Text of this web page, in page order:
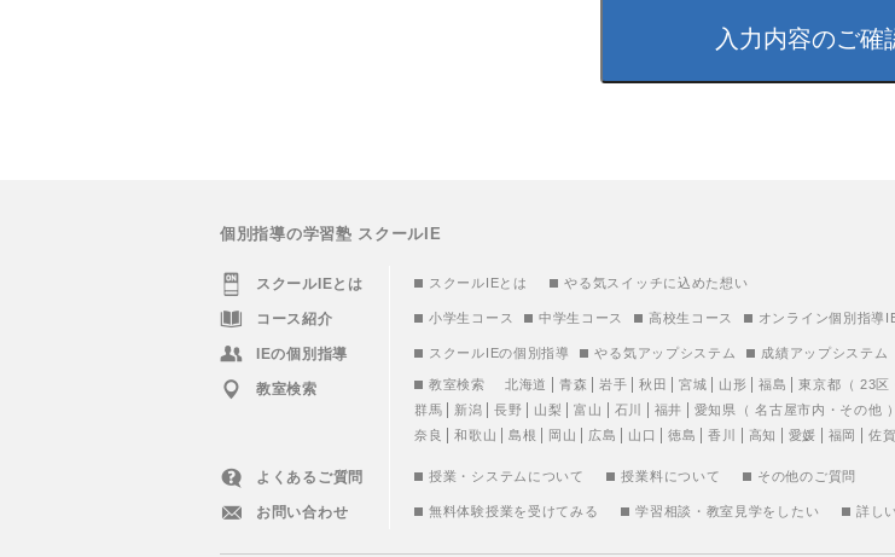
個別指導の学習塾 スクールIE
スクールIEとは スクールIEとは やる気スイッチに込めた想い
コース紹介 小学生コース 中学生コース 高校生コース オンライン個別指導
IEの個別指導 スクールIEの個別指導 やる気アップシステム 成績アップシステム
教室検索 教室検索 北海道 青森 岩手 秋田 宮城 山形 福島 東京都 （ 23区
群馬
新潟 長野 山梨 富山 石川 福井 愛知県 （名古屋市内 ・ その他 ）
奈良
和歌山 島根 岡山 広島 山口 徳島 香川 高知 愛媛 福岡 佐賀
よくあるご質問 授業・システムについて 授業料について その他のご質問
お問い合わせ 無料体験授業を受けてみる 学習相談・教室見学をしたい 詳し